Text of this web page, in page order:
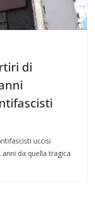
di
uccisi
da quella tragica